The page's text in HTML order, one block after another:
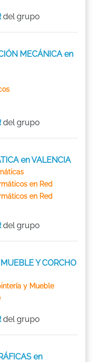
del grupo
MECÁNICA en
del grupo
en VALENCIA
en Red
en Red
del grupo
Y CORCHO
y Mueble
del grupo
en